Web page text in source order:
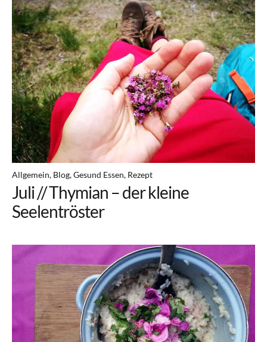
Über mich
Mein Buch
Kontakt
Newsletter
Heilpflanzen Ausbildung
(online) // ab September
Facebook PinterestInstagram
Allgemein Blog Gesund Essen Rezept
Juli // Thymian – der kleine
Seelentröster